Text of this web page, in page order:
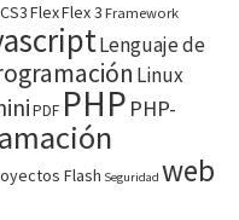
FlexFlex 3 Framework
Lenguaje de
Linux
PDF PHP PHP-
Flash Seguridad web